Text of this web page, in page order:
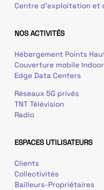
Centre d’exploitation et
NOS ACTIVITÉS
Hébergement Points
Couverture mobile Indoor
Edge Data Centers
Réseaux 5G privés
TNT Télévision
Radio
ESPACES UTILISATEURS
Clients
Collectivités
Bailleurs-Propriétaires